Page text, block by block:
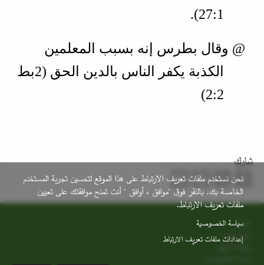
1‏:27
).
@ وقال بطرس إنه بسبب المعلمين
الكذبة يكفر الناس بالدين الحق ( 2بط
2‏:2
)
شارك
Footer
اتصل
حقوق النشر
خريطة الموقع
نحن نستخدم ملفات تعريف الارتباط على هذا الموقع لتحسين تجربة المستخدم
الخاصة بك. بالنقر فوق "موافق ، أوافق " أنت تمنح موافقتك على تعيين
ملفات تعريف الارتباط.
سياسة الخصوصية
إعدادات ملفات تعريف الارتباط